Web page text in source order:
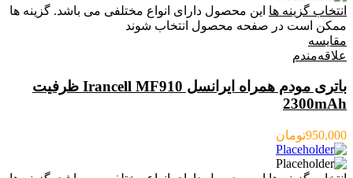
انتخاب گزینه ها این محصول دارای انواع مختلفی می باشد. گزینه ها
ممکن است در صفحه محصول انتخاب شوند
مقایسه
علاقه‌مندم
باتری مودم همراه ایرانسل Irancell MF910 ظرفیت
2300mAh
950,000تومان